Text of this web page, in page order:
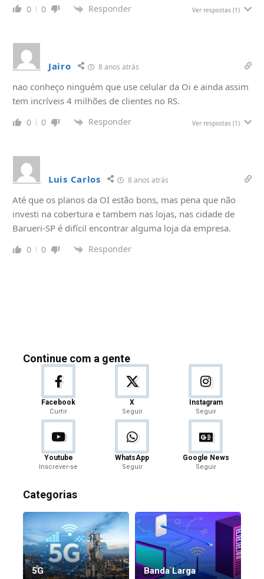
0 0 Responder Ver respostas (1)
Jairo 8 anos atrás
nao conheço ninguém que use celular da Oi e ainda assim
tem incríveis 4 milhões de clientes no RS.
0 0 Responder Ver respostas (1)
Luis Carlos 8 anos atrás
Até que os planos da OI estão bons, mas pena que não
investi na cobertura e tambem nas lojas, nas cidade de
Barueri-SP é difícil encontrar alguma loja da empresa.
0 0 Responder
Continue com a gente
Facebook
Curtir
X
Seguir
Instagram
Seguir
Youtube
Inscrever-se
WhatsApp
Seguir
Google News
Seguir
Categorias
5G Banda Larga